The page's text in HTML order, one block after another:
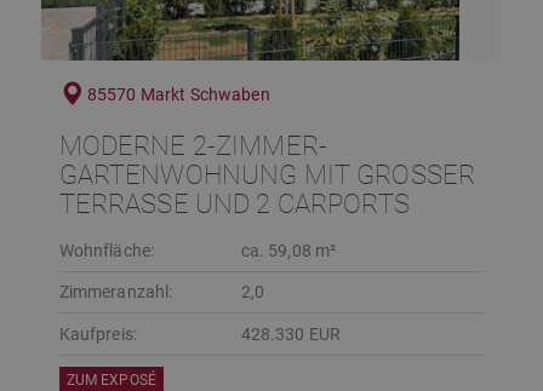
85570 Markt Schwaben
MODERNE 2-ZIMMER-
GARTENWOHNUNG MIT GROSSER T
ERRASSE UND 2 CARPORTS
Wohnfläche: ca. 59,08 m²
Zimmeranzahl: 2,0
Kaufpreis: 428.330 EUR
ZUM EXPOSÉ